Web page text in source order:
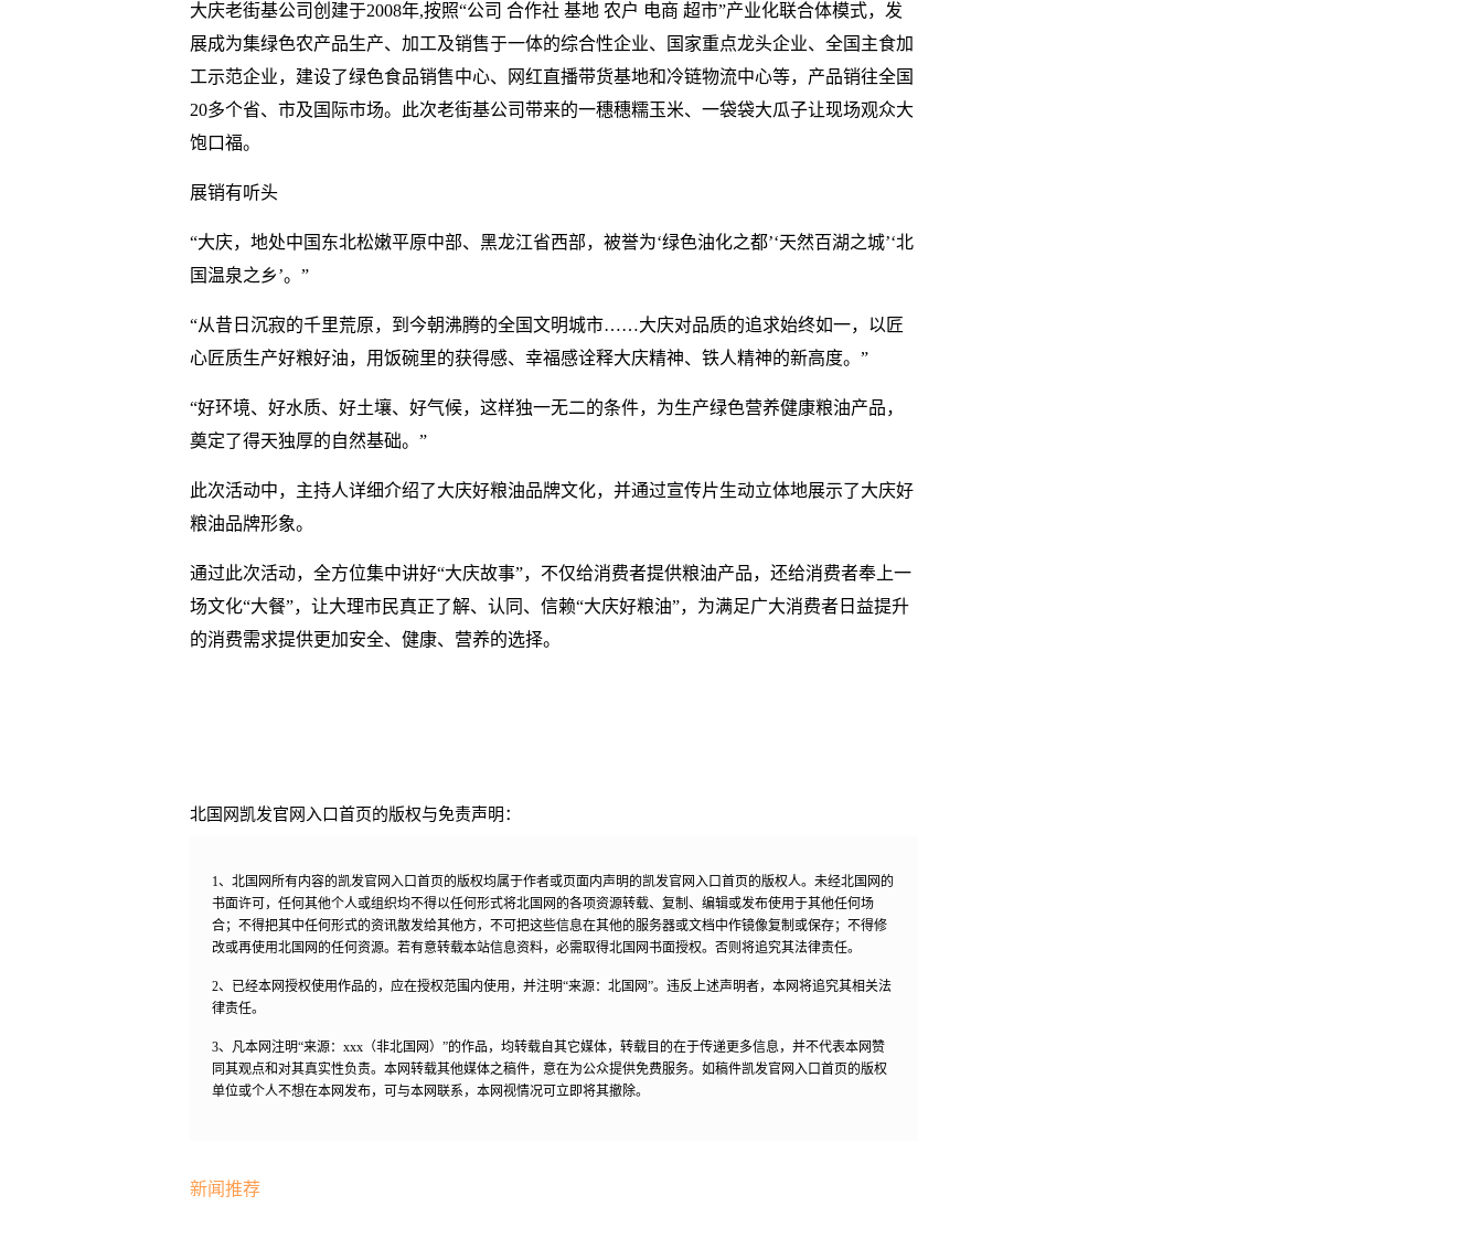
大庆老街基公司创建于2008年,按照“公司 合作社 基地 农户 电商 超市”产业化联合体模式，发
展成为集绿色农产品生产、加工及销售于一体的综合性企业、国家重点龙头企业、全国主食加
工示范企业，建设了绿色食品销售中心、网红直播带货基地和冷链物流中心等，产品销往全国
20多个省、市及国际市场。此次老街基公司带来的一穗穗糯玉米、一袋袋大瓜子让现场观众大
饱口福。
展销有听头
“大庆，地处中国东北松嫩平原中部、黑龙江省西部，被誉为‘绿色油化之都’‘天然百湖之城’‘北
国温泉之乡’。”
“从昔日沉寂的千里荒原，到今朝沸腾的全国文明城市……大庆对品质的追求始终如一，以匠
心匠质生产好粮好油，用饭碗里的获得感、幸福感诠释大庆精神、铁人精神的新高度。”
“好环境、好水质、好土壤、好气候，这样独一无二的条件，为生产绿色营养健康粮油产品，
奠定了得天独厚的自然基础。”
此次活动中，主持人详细介绍了大庆好粮油品牌文化，并通过宣传片生动立体地展示了大庆好
粮油品牌形象。
通过此次活动，全方位集中讲好“大庆故事”，不仅给消费者提供粮油产品，还给消费者奉上一
场文化“大餐”，让大理市民真正了解、认同、信赖“大庆好粮油”，为满足广大消费者日益提升
的消费需求提供更加安全、健康、营养的选择。
北国网凯发官网入口首页的版权与免责声明：
1、北国网所有内容的凯发官网入口首页的版权均属于作者或页面内声明的凯发官网入口首页的版权人。未经北国网的
书面许可，任何其他个人或组织均不得以任何形式将北国网的各项资源转载、复制、编辑或发布使用于其他任何场
合；不得把其中任何形式的资讯散发给其他方，不可把这些信息在其他的服务器或文档中作镜像复制或保存；不得修
改或再使用北国网的任何资源。若有意转载本站信息资料，必需取得北国网书面授权。否则将追究其法律责任。
2、已经本网授权使用作品的，应在授权范围内使用，并注明“来源：北国网”。违反上述声明者，本网将追究其相关法
律责任。
3、凡本网注明“来源：xxx（非北国网）”的作品，均转载自其它媒体，转载目的在于传递更多信息，并不代表本网赞
同其观点和对其真实性负责。本网转载其他媒体之稿件，意在为公众提供免费服务。如稿件凯发官网入口首页的版权
单位或个人不想在本网发布，可与本网联系，本网视情况可立即将其撤除。
新闻推荐